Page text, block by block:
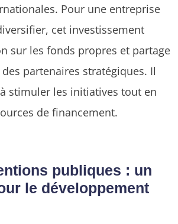
Pour une entreprise
cet investissement
sur les fonds propres et partage
partenaires stratégiques. Il
stimuler les initiatives tout en
de financement.
publiques : un
le développement